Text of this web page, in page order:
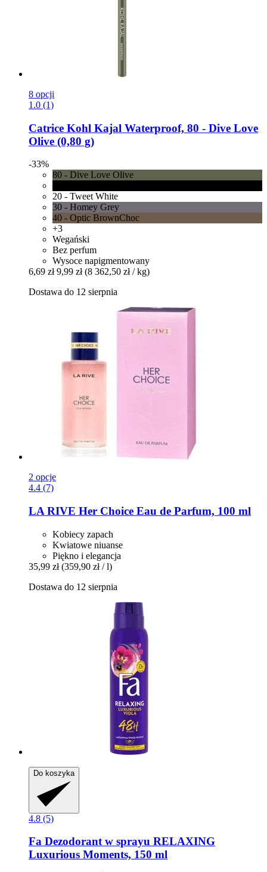
8 opcji
1.0 (1)
Catrice Kohl Kajal Waterproof, 80 -​ Dive Love
Olive (0,80 g)
-33%
80 - Dive Love Olive
20 - Tweet White
30 - Homey Grey
40 - Optic BrownChoc
+3
Wegański
Bez perfum
Wysoce napigmentowany
6,69 zł 9,99 zł (8 362,50 zł / kg)
Dostawa do 12 sierpnia
2 opcje
4.4 (7)
LA RIVE Her Choice Eau de Parfum, 100 ml
Kobiecy zapach
Kwiatowe niuanse
Piękno i elegancja
35,99 zł (359,90 zł / l)
Dostawa do 12 sierpnia
Do koszyka
4.8 (5)
Fa Dezodorant w sprayu RELAXING
Luxurious Moments, 150 ml